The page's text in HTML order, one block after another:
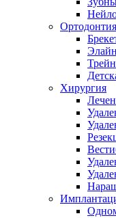
Хирургия